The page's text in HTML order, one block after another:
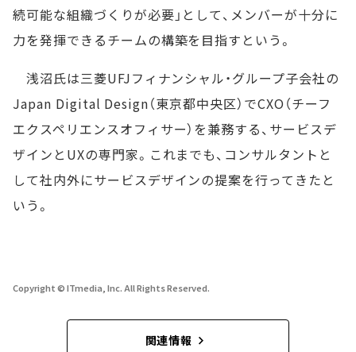
続可能な組織づくりが必要」として、メンバーが十分に
力を発揮できるチームの構築を目指すという。
浅沼氏は三菱UFJフィナンシャル・グループ子会社の
Japan Digital Design（東京都中央区）でCXO（チーフ
エクスペリエンスオフィサー）を兼務する、サービスデ
ザインとUXの専門家。これまでも、コンサルタントと
して社内外にサービスデザインの提案を行ってきたと
いう。
Copyright © ITmedia, Inc. All Rights Reserved.
関連情報